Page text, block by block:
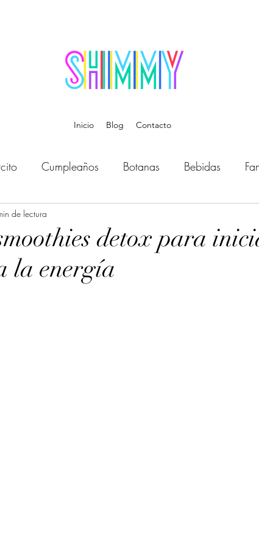
Inicio Blog Contacto
Cumpleaños Botanas Bebidas
Música
detox para
la energía
de lectura